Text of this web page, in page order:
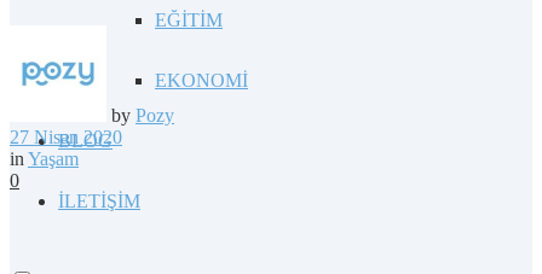
EĞİTİM
EKONOMİ
BLOG
İLETİŞİM
by Pozy
27 Nisan 2020
in Yaşam
0